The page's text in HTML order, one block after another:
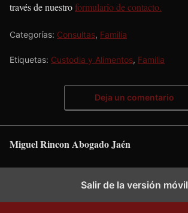
través de nuestroformulario de contacto.
Categorías: Consultas, Familia
Etiquetas: Custodia y Alimentos, Familia
Deja un comentario
Miguel Rincon Abogado Jaén
Salir de la versión móvil